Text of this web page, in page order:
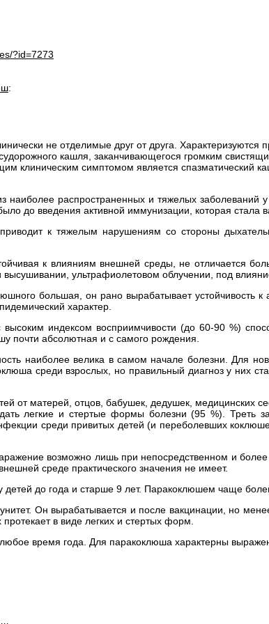
?id=7273
:
не отделимые друг от друга.
кашля, заканчивающегося громким
клиническим симптомом является спазматический
распространенных и тяжелых заболеваний
до введения активной иммунизации, которая
к тяжелым нарушениям со стороны
к влияниям внешней среды, не отличается
высушивании, ультрафиолетовом облучении, под
большая, он рано вырабатывает устойчивость
характер.
индексом восприимчивости (до 60-90 %)
почти абсолютная и с самого рождения.
наиболее велика в самом начале болезни. Для
среди взрослых, но правильный диагноз у них
от матерей, отцов, бабушек, дедушек, медицинских
легкие и стертые формы болезни (95 %). Треть
среди привитых детей (и переболевших
возможно лишь при непосредственном и
среде практического значения не имеет.
до года и старше 9 лет. Паракоклюшем чаще
Он вырабатывается и после вакцинации, но
в виде легких и стертых форм.
время года. Для паракоклюша характерны